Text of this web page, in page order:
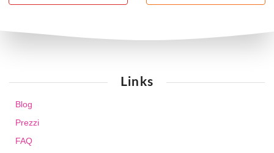
Links
Blog
Prezzi
FAQ